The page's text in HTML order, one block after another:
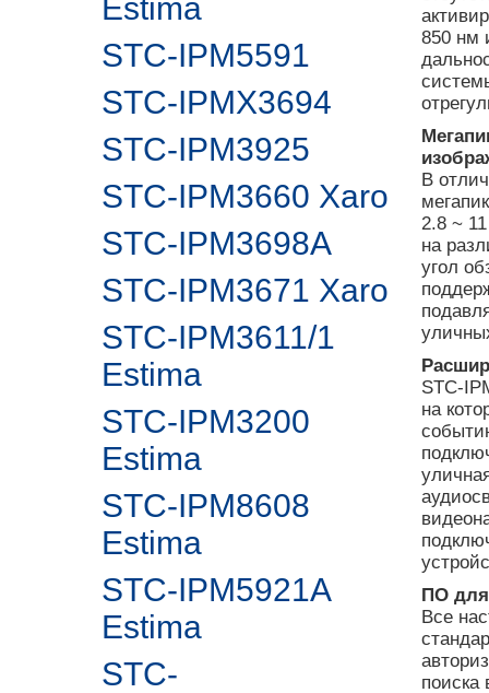
Estima
STC-IPM5591
STC-IPMX3694
STC-IPM3925
STC-IPM3660 Xaro
STC-IPM3698A
STC-IPM3671 Xaro
STC-IPM3611/1
Estima
STC-IPM3200
Estima
STC-IPM8608
Estima
STC-IPM5921A
Estima
STC-
850 нм
В
2.8 ~
на
угол
STC-
на
ПО для
Все
поиска